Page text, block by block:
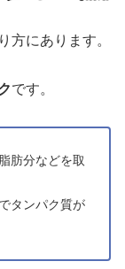
方にあります。
です。
肪分などを取
タンパク質が